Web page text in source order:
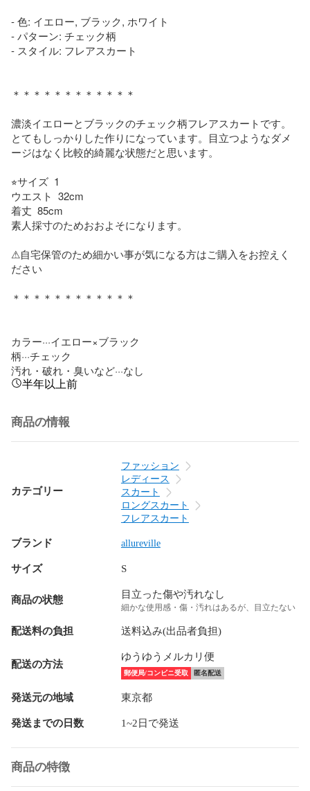
- 色: イエロー, ブラック, ホワイト
- パターン: チェック柄
- スタイル: フレアスカート
＊＊＊＊＊＊＊＊＊＊＊＊
濃淡イエローとブラックのチェック柄フレアスカートです。
とてもしっかりした作りになっています。目立つようなダメ
ージはなく比較的綺麗な状態だと思います。
⭐︎サイズ  1
ウエスト  32cm
着丈  85cm
素人採寸のためおおよそになります。
⚠︎自宅保管のため細かい事が気になる方はご購入をお控えく
ださい
＊＊＊＊＊＊＊＊＊＊＊＊
カラー···イエロー×ブラック
柄···チェック
汚れ・破れ・臭いなど···なし
半年以上前
商品の情報
カテゴリー
ファッション
レディース
スカート
ロングスカート
フレアスカート
ブランド allureville
サイズ S
商品の状態 目立った傷や汚れなし
細かな使用感・傷・汚れはあるが、目立たない
配送料の負担 送料込み(出品者負担)
配送の方法
ゆうゆうメルカリ便
郵便局/コンビニ受取 匿名配送
発送元の地域 東京都
発送までの日数 1~2日で発送
商品の特徴